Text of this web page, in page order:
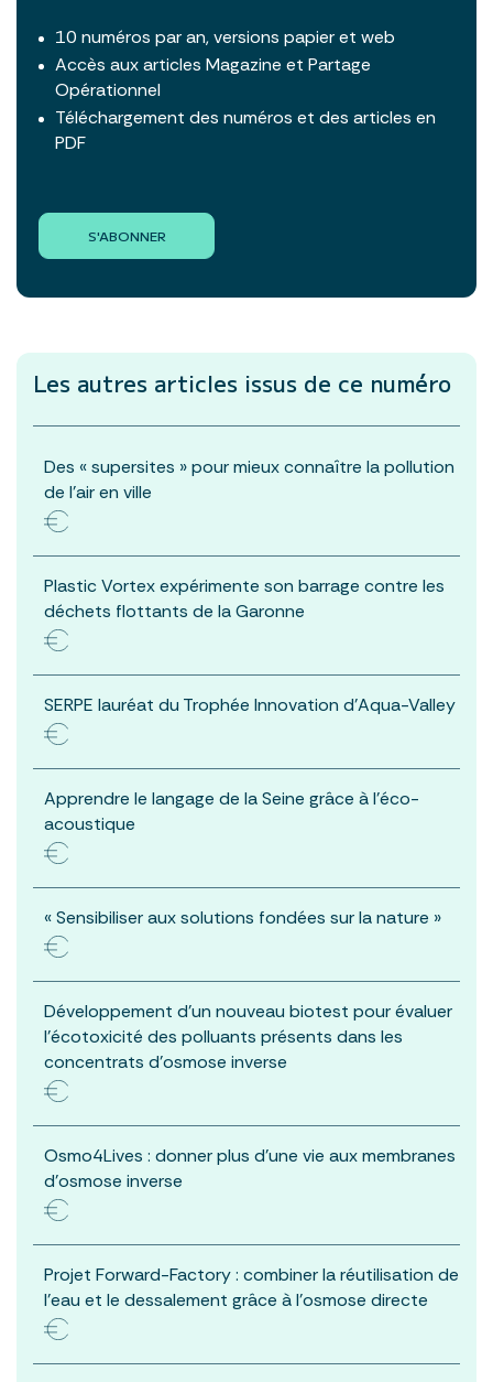
10 numéros par an, versions papier et web
Accès aux articles Magazine et Partage
Opérationnel
Téléchargement des numéros et des articles en
PDF
S'ABONNER
Les autres articles issus de ce numéro
Des « supersites » pour mieux connaître la pollution
de l’air en ville
Plastic Vortex expérimente son barrage contre les
déchets flottants de la Garonne
SERPE lauréat du Trophée Innovation d’Aqua-Valley
Apprendre le langage de la Seine grâce à l’éco-
acoustique
« Sensibiliser aux solutions fondées sur la nature »
Développement d’un nouveau biotest pour évaluer
l’écotoxicité des polluants présents dans les
concentrats d’osmose inverse
Osmo4Lives : donner plus d’une vie aux membranes
d’osmose inverse
Projet Forward-Factory : combiner la réutilisation de
l’eau et le dessalement grâce à l’osmose directe